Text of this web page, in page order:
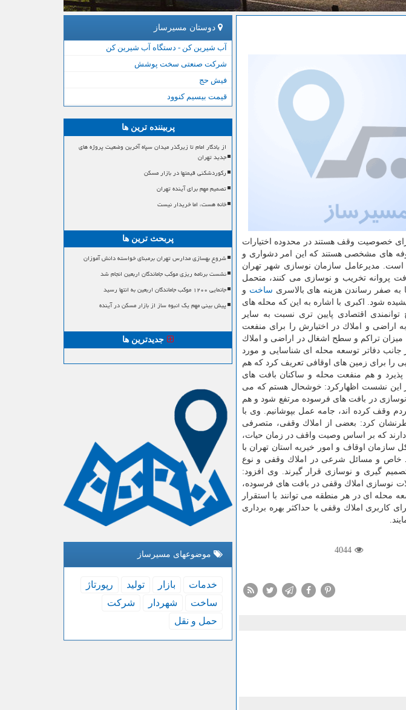
خصوصیت وقف هستند در محدوده اختیارات
های مشخصی هستند كه این امر دشواری و
است. مدیرعامل سازمان نوسازی شهر تهران
پروانه تخریب و نوسازی می كنند، متحمل
به صفر رساندن هزینه های بالاسری ساخت و
شود. اكبری با اشاره به این كه محله های
اقتصادی پایین تری نسبت به سایر
اراضی و املاك در اختیارش را برای منفعت
میزان تراكم و سطح اشغال در اراضی و املاك
جانب دفاتر توسعه محله ای شناسایی و مورد
را برای زمین های اوقافی تعریف كرد كه هم
و هم منفعت محله و ساكنان بافت های
این نشست اظهاركرد: خوشحال هستم كه می
نوسازی در بافت های فرسوده مرتفع شود و هم
وقف كرده اند، جامه عمل بپوشانیم. وی با
كرد: بعضی از املاك وقفی، متصرفی
دارند كه بر اساس وصیت واقف در زمان حیات،
سازمان اوقاف و امور خیریه استان تهران با
شرایط خاص و مسائل شرعی در املاك وقفی و نوع
گیری و نوسازی قرار گیرند. وی افزود:
نوسازی املاك وقفی در بافت های فرسوده،
محله ای در هر منطقه می توانند با استقرار
املاك وقفی با حداكثر بهره برداری
4044
دوستان مسیرساز
آب شیرین کن - دستگاه آب شیرین کن
شرکت صنعتی سخت پوشش
فیش حج
قیمت بیسیم کنوود
پربیننده ترین ها
از یادگار امام تا زیرگذر میدان سپاه آخرین وضعیت پروژه های
جدید تهران
رکوردشکنی قیمتها در بازار مسکن
تصمیم مهم برای آینده تهران
خانه هست، اما خریدار نیست
پربحث ترین ها
شروع بهسازی مدارس تهران برمبنای خواسته دانش آموزان
نشست برنامه ریزی موکب جاماندگان اربعین انجام شد
جانمایی ۱۲۰۰ موکب جاماندگان اربعین به انتها رسید
پیش بینی مهم یک انبوه ساز از بازار مسکن در آینده
جدیدترین ها
موضوعهای مسیرساز
خدمات بازار تولید
رپورتاژ
ساخت
شهردار
شركت
حمل و نقل